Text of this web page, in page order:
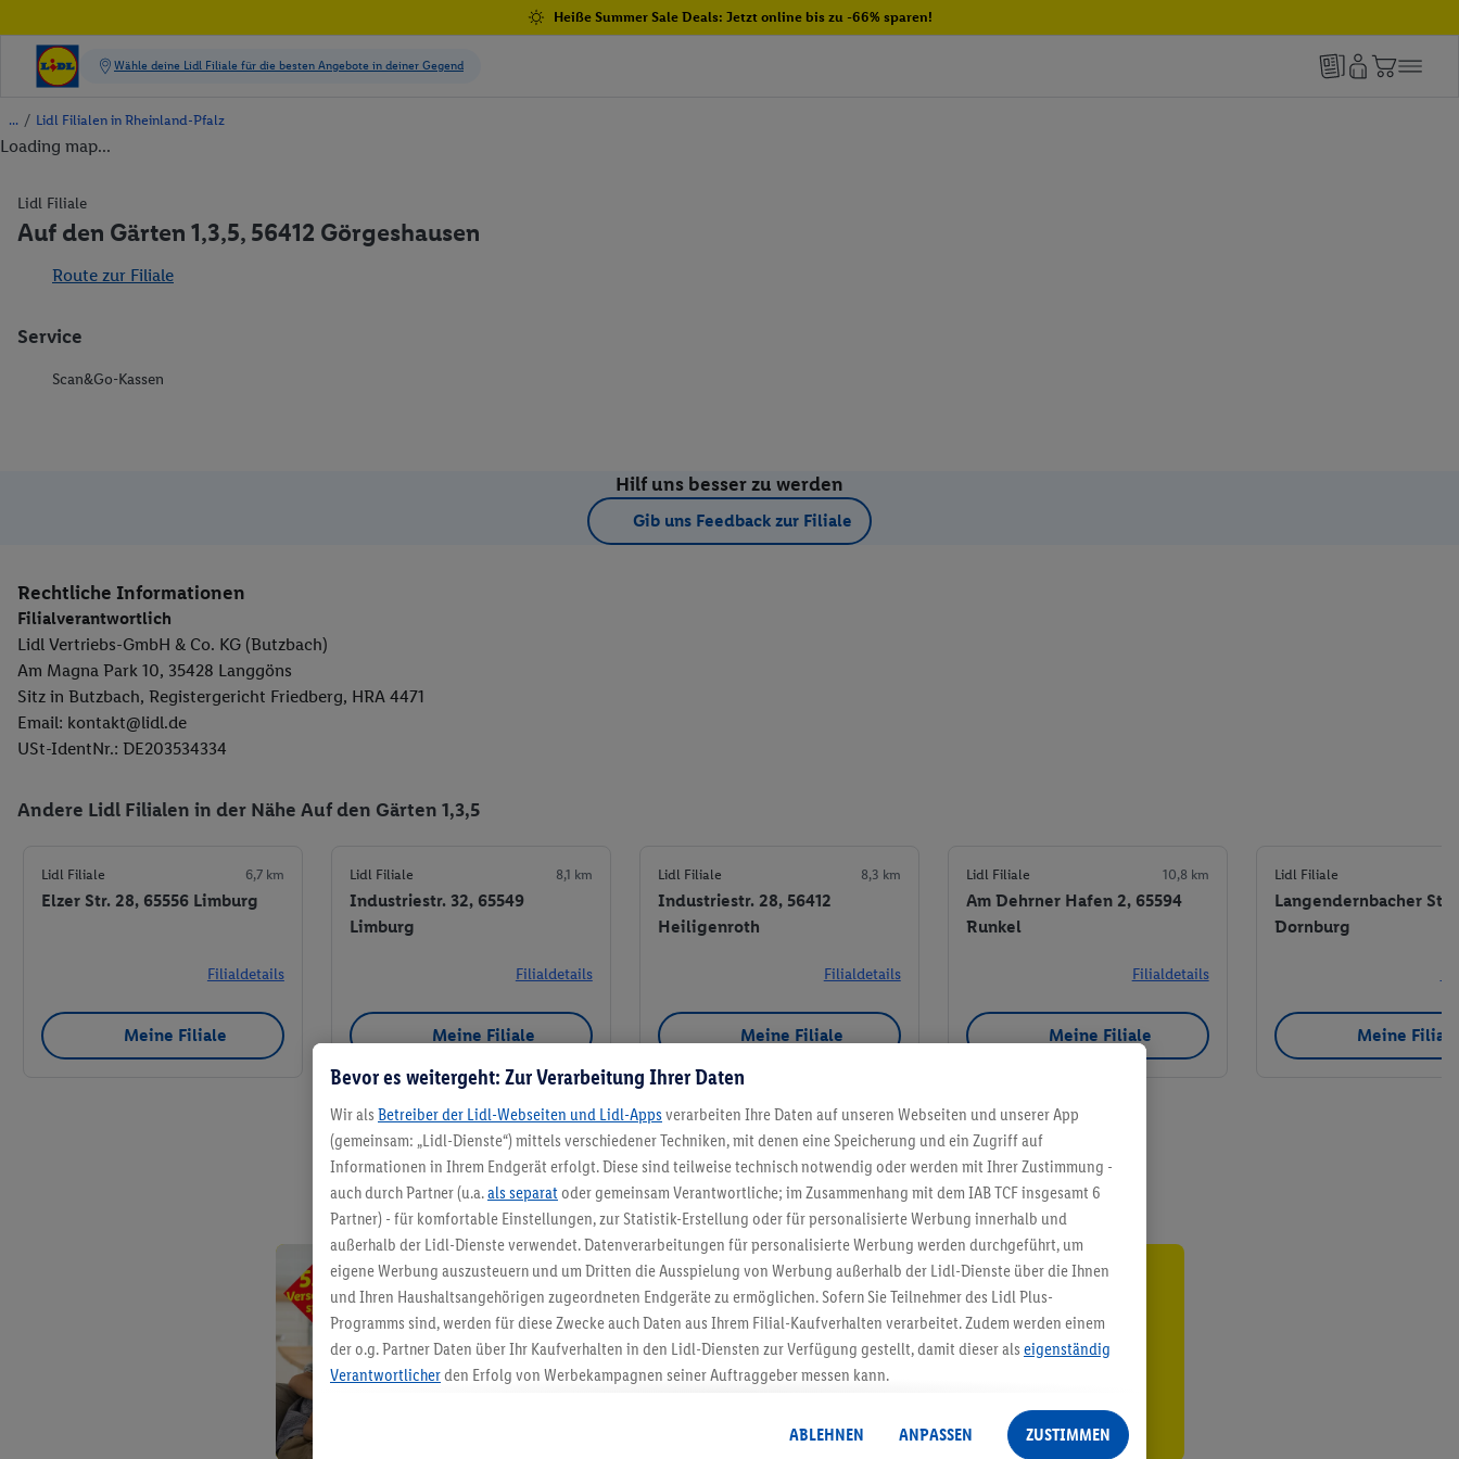
Heiße Summer Sale Deals: Jetzt online bis zu -66% sparen!
/ Lidl Filialen in Rheinland-Pfalz
Loading map...
Lidl Filiale
Auf den Gärten 1,3,5, 56412 Görgeshausen
Route zur Filiale
Service
Scan&Go-Kassen
Hilf uns besser zu werden
Gib uns Feedback zur Filiale
Rechtliche Informationen
Filialverantwortlich
Lidl Vertriebs-GmbH & Co. KG (Butzbach)
Am Magna Park 10, 35428 Langgöns
Sitz in Butzbach, Registergericht Friedberg, HRA 4471
Email: kontakt@lidl.de
USt-IdentNr.: DE203534334
Andere Lidl Filialen in der Nähe Auf den Gärten 1,3,5
Lidl Filiale 6,7 km
Elzer Str. 28, 65556 Limburg
Filialdetails
Meine Filiale
Lidl Filiale 8,1 km
Industriestr. 32, 65549
Limburg
Filialdetails
Meine Filiale
Lidl Filiale 8,3 km
Industriestr. 28, 56412
Heiligenroth
Filialdetails
Meine Filiale
Lidl Filiale 10,8 km
Am Dehrner Hafen 2, 65594
Runkel
Filialdetails
Meine Filiale
Lidl Filiale
Langendernbacher
Dornburg
Meine
Meine Filiale
5.95 € Versand sparen³²ᵃ
Jetzt zum Newsletter anmelden
Bevor es weitergeht: Zur Verarbeitung Ihrer Daten
Wir als Betreiber der Lidl-Webseiten und Lidl-Apps verarbeiten Ihre Daten auf unseren Webseiten und unserer App
(gemeinsam: „Lidl-Dienste“) mittels verschiedener Techniken, mit denen eine Speicherung und ein Zugriff auf
Informationen in Ihrem Endgerät erfolgt. Diese sind teilweise technisch notwendig oder werden mit Ihrer Zustimmung -
auch durch Partner (u.a.als separat oder gemeinsam Verantwortliche; im Zusammenhang mit dem IAB TCF insgesamt 6
Partner) - für komfortable Einstellungen, zur Statistik-Erstellung oder für personalisierte Werbung innerhalb und
außerhalb der Lidl-Dienste verwendet. Datenverarbeitungen für personalisierte Werbung werden durchgeführt, um
eigene Werbung auszusteuern und um Dritten die Ausspielung von Werbung außerhalb der Lidl-Dienste über die Ihnen
und Ihren Haushaltsangehörigen zugeordneten Endgeräte zu ermöglichen. Sofern Sie Teilnehmer des Lidl Plus-
Programms sind, werden für diese Zwecke auch Daten aus Ihrem Filial-Kaufverhalten verarbeitet. Zudem werden einem
der o.g. Partner Daten über Ihr Kaufverhalten in den Lidl-Diensten zur Verfügung gestellt, damit dieser als eigenständig
Verantwortlicherden Erfolg von Werbekampagnen seiner Auftraggeber messen kann.
angereicherten Profilen. Dies umfasst die Zusammenführung von Daten (z.B. über Ihre Nutzung der Lidl-Dienste, Ihr
Kaufverhalten in den Lidl-Diensten, Informationen aus Ihrem Kundenkonto - z.B. Alter oder Geschlecht - sowie Ihre
ABLEHNEN ANPASSEN ZUSTIMMEN